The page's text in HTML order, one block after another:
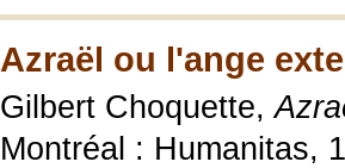
Azraël ou l'ange
Gilbert Choquette,
Montréal : Humanitas,